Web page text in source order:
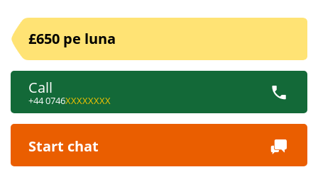
£650 pe luna
Call
+44 0746XXXXXXXX
Start chat